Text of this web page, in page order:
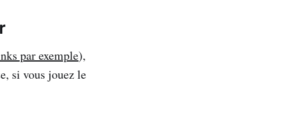
par exemple),
si vous jouez le